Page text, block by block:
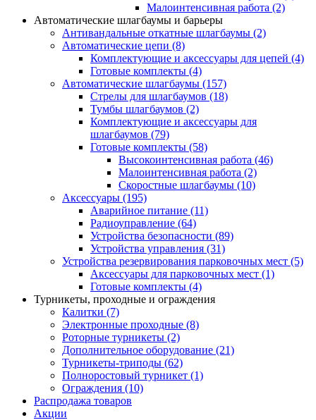
Малоинтенсивная работа (2)
Автоматические шлагбаумы и барьеры
Антивандальные откатные шлагбаумы (2)
Автоматические цепи (8)
Комплектующие и аксессуары для цепей (4)
Готовые комплекты (4)
Автоматические шлагбаумы (157)
Стрелы для шлагбаумов (18)
Тумбы шлагбаумов (2)
Комплектующие и аксессуары для
шлагбаумов (79)
Готовые комплекты (58)
Высокоинтенсивная работа (46)
Малоинтенсивная работа (2)
Скоростные шлагбаумы (10)
Аксессуары (195)
Аварийное питание (11)
Радиоуправление (64)
Устройства безопасности (89)
Устройства управления (31)
Устройства резервирования парковочных мест (5)
Аксессуары для парковочных мест (1)
Готовые комплекты (4)
Турникеты, проходные и ограждения
Калитки (7)
Электронные проходные (8)
Роторные турникеты (2)
Дополнительное оборудование (21)
Турникеты-триподы (62)
Полноростовый турникет (1)
Ограждения (10)
Распродажа товаров
Акции